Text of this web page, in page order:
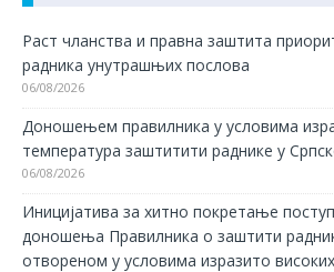
Раст чланства и правна заштита
радника унутрашњих послова
06/08/2026
Доношењем правилника у условима
температура заштитити раднике у
06/08/2026
Иницијатива за хитно покретање
доношења Правилника о заштити
отвореном у условима изразито